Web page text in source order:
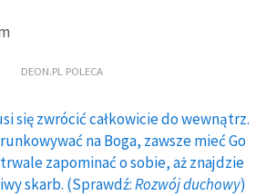
DEON.PL POLECA
się zwrócić całkowicie do wewnątrz.
na Boga, zawsze mieć Go
zapominać o sobie, aż znajdzie
skarb. (Sprawdź:Rozwój duchowy)